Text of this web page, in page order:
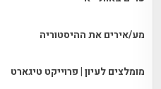
מע/אירים את ההיסטוריה
מומלצים לעיון | פרוייקט טיגארט